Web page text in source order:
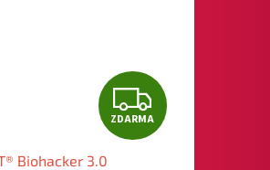
Z
D
ZDARMA
Biohacker 3.0